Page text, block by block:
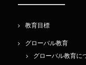
教育目標
グローバル教育
グローバル教育に